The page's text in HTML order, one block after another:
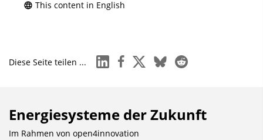
This content in English
Diese Seite teilen ... linkedinfacebook
x blueskyreddit
Energiesysteme der Zukunft
Im Rahmen von open4innovation